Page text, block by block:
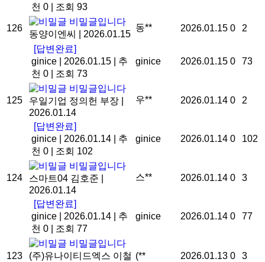
천 0
조회 93
126
비밀글입니다
동양이엔씨
2026.01.15
동** 2026.01.15 0 2
[답변완료]
ginice
2026.01.15
추
천 0
조회 73
ginice 2026.01.15 0 73
125
비밀글입니다
우일기업 정의헌 부장
2026.01.14
우** 2026.01.14 0 2
[답변완료]
ginice
2026.01.14
추
천 0
조회 102
ginice 2026.01.14 0 102
124
비밀글입니다
스마트04 김호준
2026.01.14
스** 2026.01.14 0 3
[답변완료]
ginice
2026.01.14
추
천 0
조회 77
ginice 2026.01.14 0 77
123
비밀글입니다
(주)유나이티드엑스 이철 (** 2026.01.13 0 3